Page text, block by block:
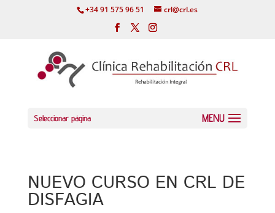
+34 91 575 96 51 crl@crl.es
Seleccionar página
NUEVO CURSO EN CRL DE
DISFAGIA